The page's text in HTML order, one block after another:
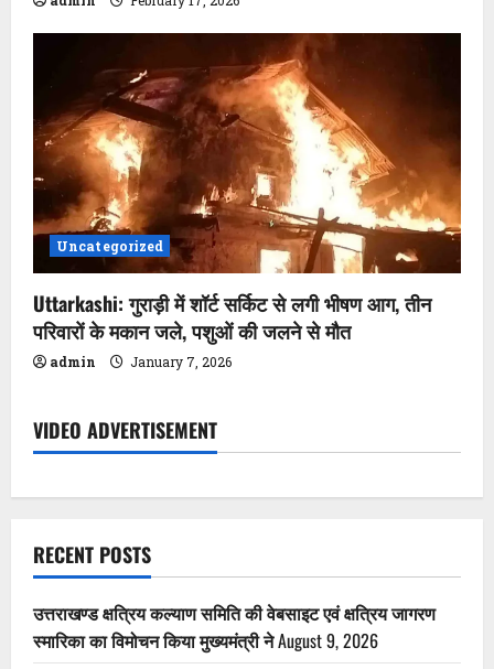
n
Uncategorized
Uttarkashi: गुराड़ी में शॉर्ट सर्किट से लगी भीषण आग, तीन
परिवारों के मकान जले, पशुओं की जलने से मौत
admin January 7, 2026
VIDEO ADVERTISEMENT
RECENT POSTS
उत्तराखण्ड क्षत्रिय कल्याण समिति की वेबसाइट एवं क्षत्रिय जागरण
स्मारिका का विमोचन किया मुख्यमंत्री नेAugust 9, 2026